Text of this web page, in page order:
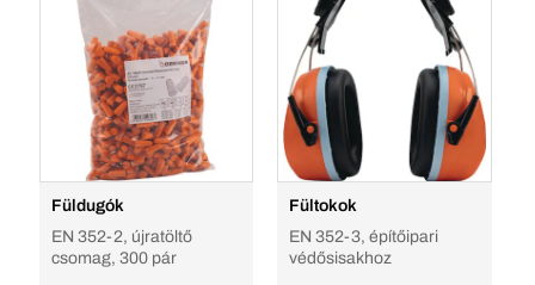
Füldugók
EN 352-2, újratöltő
csomag, 300 pár
Fültokok
EN 352-3, építőipari
védősisakhoz